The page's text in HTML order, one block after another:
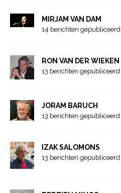
MIRJAM VAN DAM
14 berichten gepubliceerd
RON VAN DER WIEKEN
13 berichten gepubliceerd
JORAM BARUCH
13 berichten gepubliceerd
IZAK SALOMONS
13 berichten gepubliceerd